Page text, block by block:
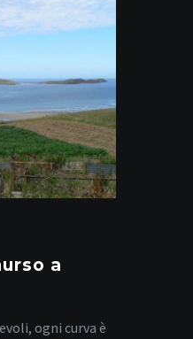
a
ogni curva è